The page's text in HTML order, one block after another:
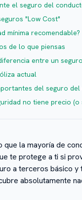
el seguro del
"Low Cost"
mínima recomendable?
de lo que piensas
entre un
actual
del seguro
no tiene precio (o
que la mayoría de
te protege a ti si
a terceros básico
absolutamente